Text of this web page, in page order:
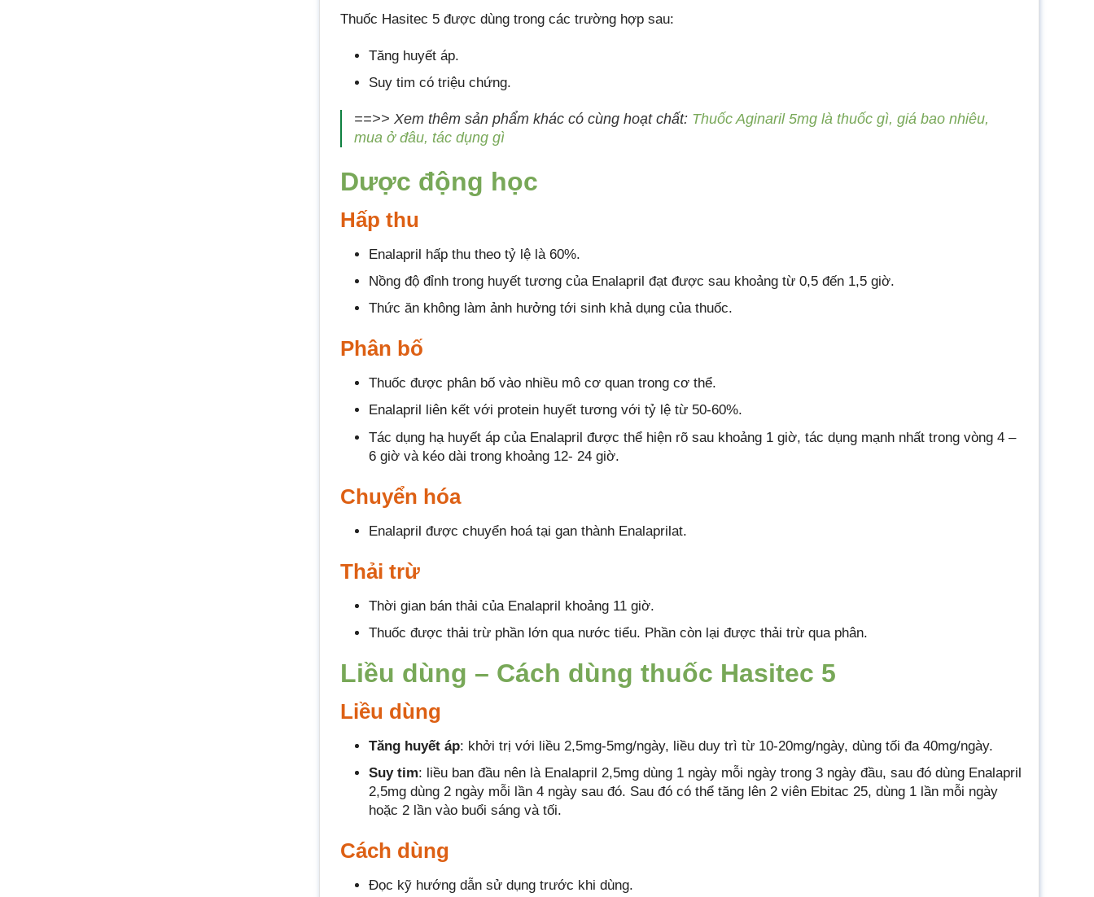
Thuốc Hasitec 5 được dùng trong các trường hợp sau:
Tăng huyết áp.
Suy tim có triệu chứng.
==>> Xem thêm sản phẩm khác có cùng hoạt chất: Thuốc Aginaril 5mg là thuốc gì, giá bao nhiêu,
mua ở đâu, tác dụng gì
Dược động học
Hấp thu
Enalapril hấp thu theo tỷ lệ là 60%.
Nồng độ đỉnh trong huyết tương của Enalapril đạt được sau khoảng từ 0,5 đến 1,5 giờ.
Thức ăn không làm ảnh hưởng tới sinh khả dụng của thuốc.
Phân bố
Thuốc được phân bố vào nhiều mô cơ quan trong cơ thể.
Enalapril liên kết với protein huyết tương với tỷ lệ từ 50-60%.
Tác dụng hạ huyết áp của Enalapril được thể hiện rõ sau khoảng 1 giờ, tác dụng mạnh nhất trong vòng 4 –
6 giờ và kéo dài trong khoảng 12- 24 giờ.
Chuyển hóa
Enalapril được chuyển hoá tại gan thành Enalaprilat.
Thải trừ
Thời gian bán thải của Enalapril khoảng 11 giờ.
Thuốc được thải trừ phần lớn qua nước tiểu. Phần còn lại được thải trừ qua phân.
Liều dùng – Cách dùng thuốc Hasitec 5
Liều dùng
Tăng huyết áp: khởi trị với liều 2,5mg-5mg/ngày, liều duy trì từ 10-20mg/ngày, dùng tối đa 40mg/ngày.
Suy tim: liều ban đầu nên là Enalapril 2,5mg dùng 1 ngày mỗi ngày trong 3 ngày đầu, sau đó dùng Enalapril
2,5mg dùng 2 ngày mỗi lần 4 ngày sau đó. Sau đó có thể tăng lên 2 viên Ebitac 25, dùng 1 lần mỗi ngày
hoặc 2 lần vào buổi sáng và tối.
Cách dùng
Đọc kỹ hướng dẫn sử dụng trước khi dùng.